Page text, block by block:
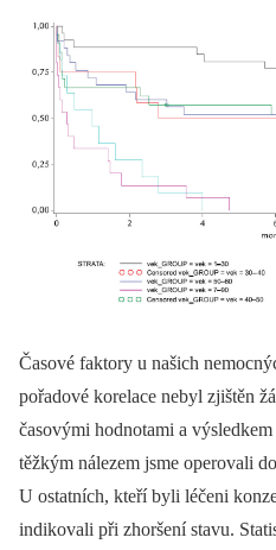
Časové faktory u našich
pořadové korelace nebyl zjištěn
časovými hodnotami a
těžkým nálezem jsme operovali
U ostatních, kteří byli léčeni
indikovali při zhoršení stavu.